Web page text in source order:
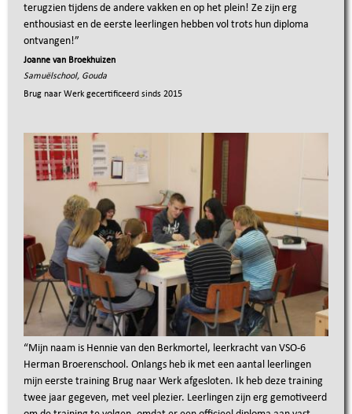
terugzien tijdens de andere vakken en op het plein! Ze zijn erg
enthousiast en de eerste leerlingen hebben vol trots hun diploma
ontvangen!”
Joanne van Broekhuizen
Samuëlschool, Gouda
Brug naar Werk gecertificeerd sinds 2015
“Mijn naam is Hennie van den Berkmortel, leerkracht van VSO-6
Herman Broerenschool. Onlangs heb ik met een aantal leerlingen
mijn eerste training Brug naar Werk afgesloten. Ik heb deze training
twee jaar gegeven, met veel plezier. Leerlingen zijn erg gemotiveerd